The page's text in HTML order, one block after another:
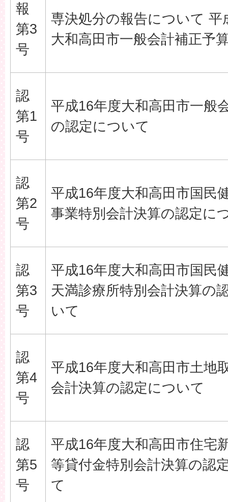
報
第3
号
専決処分の報告について 平
大和高田市一般会計補正予
認
第1
号
平成16年度大和高田市一般
の認定について
認
第2
号
平成16年度大和高田市国民
事業特別会計決算の認定に
認
第3
号
平成16年度大和高田市国民
天満診療所特別会計決算の
いて
認
第4
号
平成16年度大和高田市土地
会計決算の認定について
認
第5
号
平成16年度大和高田市住宅
等貸付金特別会計決算の認
て